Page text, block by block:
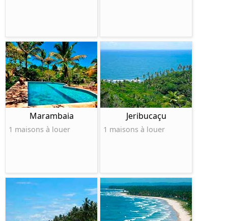
Marambaia
1 maisons à louer
Jeribucaçu
1 maisons à louer